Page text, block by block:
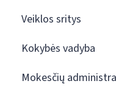
Veiklos sritys
Kokybės vadyba
Mokesčių